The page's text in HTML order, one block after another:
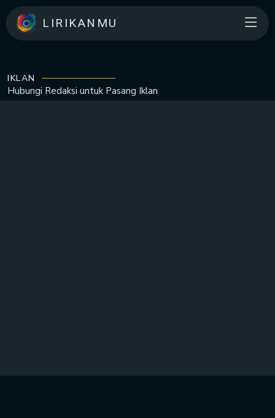
LIRIKANMU
IKLAN
Hubungi Redaksi untuk Pasang Iklan